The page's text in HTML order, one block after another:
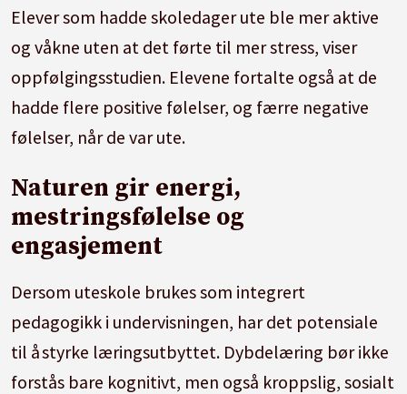
Elever som hadde skoledager ute ble mer aktive
og våkne uten at det førte til mer stress, viser
oppfølgingsstudien. Elevene fortalte også at de
hadde flere positive følelser, og færre negative
følelser, når de var ute.
Naturen gir energi,
mestringsfølelse og
engasjement
Dersom uteskole brukes som integrert
pedagogikk i undervisningen, har det potensiale
til å styrke læringsutbyttet. Dybdelæring bør ikke
forstås bare kognitivt, men også kroppslig, sosialt